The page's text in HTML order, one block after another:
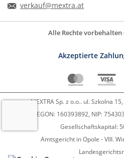
verkauf@mextra.at
Alle Rechte vorbehalten
Akzeptierte
MEXTRA Sp. z o.o.. ul. Szkolna
REGON: 160393892, NIP:
Gesellschaftskapital:
Amtsgericht in Opole - VIII.